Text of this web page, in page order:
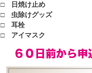
□ 日焼け止め
□ 虫除けグッズ
□ 耳栓
□ アイマスク